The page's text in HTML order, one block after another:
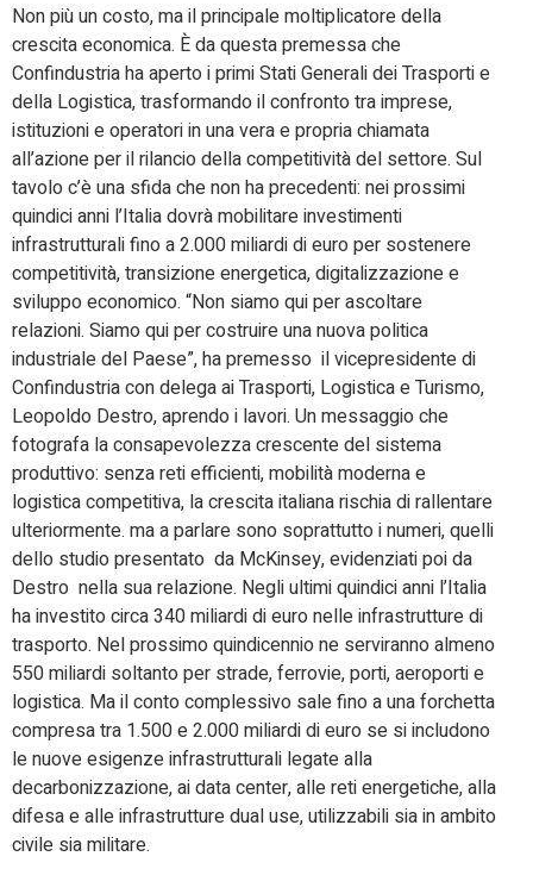
Non più un costo, ma il principale moltiplicatore della
crescita economica. È da questa premessa che
Confindustria ha aperto i primi Stati Generali dei Trasporti e
della Logistica, trasformando il confronto tra imprese,
istituzioni e operatori in una vera e propria chiamata
all’azione per il rilancio della competitività del settore. Sul
tavolo c’è una sfida che non ha precedenti: nei prossimi
quindici anni l’Italia dovrà mobilitare investimenti
infrastrutturali fino a 2.000 miliardi di euro per sostenere
competitività, transizione energetica, digitalizzazione e
sviluppo economico. “Non siamo qui per ascoltare
relazioni. Siamo qui per costruire una nuova politica
industriale del Paese”, ha premesso il vicepresidente di
Confindustria con delega ai Trasporti, Logistica e Turismo,
Leopoldo Destro, aprendo i lavori. Un messaggio che
fotografa la consapevolezza crescente del sistema
produttivo: senza reti efficienti, mobilità moderna e
logistica competitiva, la crescita italiana rischia di rallentare
ulteriormente. ma a parlare sono soprattutto i numeri, quelli
dello studio presentato da McKinsey, evidenziati poi da
Destro nella sua relazione. Negli ultimi quindici anni l’Italia
ha investito circa 340 miliardi di euro nelle infrastrutture di
trasporto. Nel prossimo quindicennio ne serviranno almeno
550 miliardi soltanto per strade, ferrovie, porti, aeroporti e
logistica. Ma il conto complessivo sale fino a una forchetta
compresa tra 1.500 e 2.000 miliardi di euro se si includono
le nuove esigenze infrastrutturali legate alla
decarbonizzazione, ai data center, alle reti energetiche, alla
difesa e alle infrastrutture dual use, utilizzabili sia in ambito
civile sia militare.